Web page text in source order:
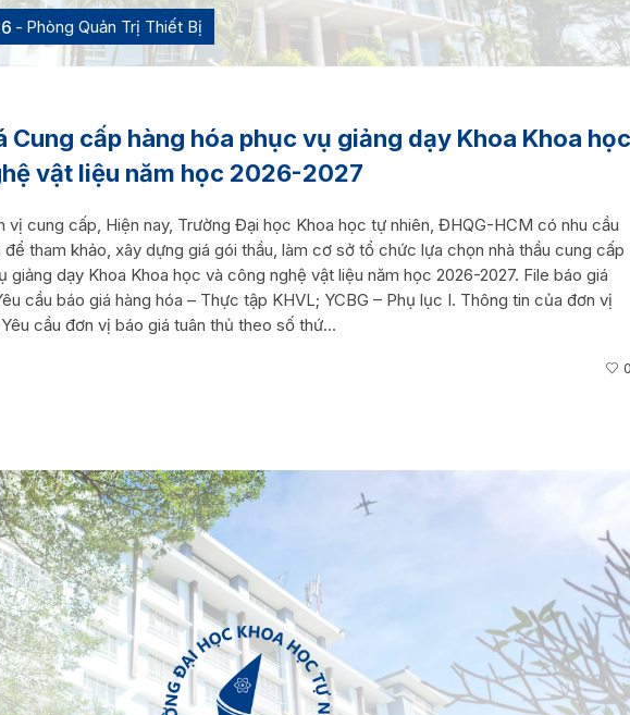
Phòng Quản Trị Thiết Bị
Cung cấp hàng hóa phục vụ giảng dạy Khoa Khoa học
vật liệu năm học 2026-2027
vị cung cấp, Hiện nay, Trường Đại học Khoa học tự nhiên, ĐHQG-HCM có nhu cầu
để tham khảo, xây dựng giá gói thầu, làm cơ sở tổ chức lựa chọn nhà thầu cung cấp
giảng dạy Khoa Khoa học và công nghệ vật liệu năm học 2026-2027. File báo giá
cầu báo giá hàng hóa – Thực tập KHVL; YCBG – Phụ lục I. Thông tin của đơn vị
cầu đơn vị báo giá tuân thủ theo số thứ...